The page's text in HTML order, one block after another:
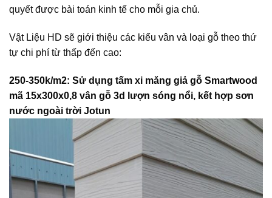
quyết được bài toán kinh tế cho mỗi gia chủ.
Vật Liệu HD sẽ giới thiệu các kiểu vân và loại gỗ theo thứ
tự chi phí từ thấp đến cao:
250-350k/m2: Sử dụng tấm xi măng giả gỗ Smartwood
mã 15x300x0,8 vân gỗ 3d lượn sóng nổi, kết hợp sơn
nước ngoài trời Jotun